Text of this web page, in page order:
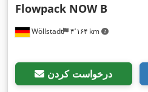
Wöllstadt ۴٬۱۶۴ km
Flowpack NOW B
درخواست کردن